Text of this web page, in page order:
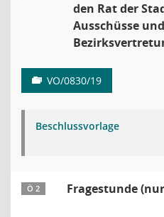
den Rat der
Ausschüsse
VO/0830/19
Beschlussvorlage
Ö 2 Fragestunde